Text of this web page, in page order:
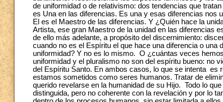
de uniformidad o de relativismo: dos tendencias que
es Una en las diferencias. Es una y esas diferencias nos
El es el Maestro de las diferencias. Y ¿Quién hace la
Artista, ese gran Maestro de la unidad en las diferencias
de ello más adelante, a propósito del discernimiento:
cuando no es el Espíritu el que hace una diferencia o
uniformidad? Y no es lo mismo. O ¿cuántas veces
uniformidad y el pluralismo no son del espíritu bueno: no
del Espíritu Santo. En ambos casos, lo que se intenta es
estamos sometidos como seres humanos. Tratar de
querido revelarse en la humanidad de su Hijo. Todo lo
distinguida, pero no coherente con la revelación y por lo